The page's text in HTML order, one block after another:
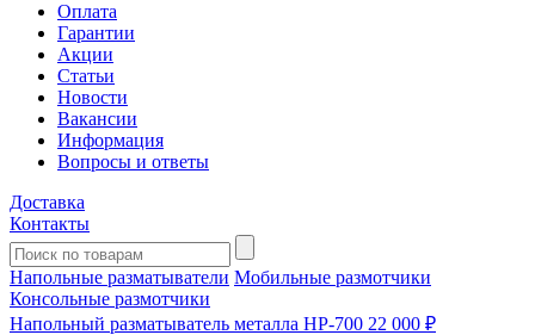
Оплата
Гарантии
Акции
Статьи
Новости
Вакансии
Информация
Вопросы и ответы
Доставка
Контакты
Напольные разматыватели Мобильные размотчики
Консольные размотчики
Напольный разматыватель металла HP-700 22 000 ₽